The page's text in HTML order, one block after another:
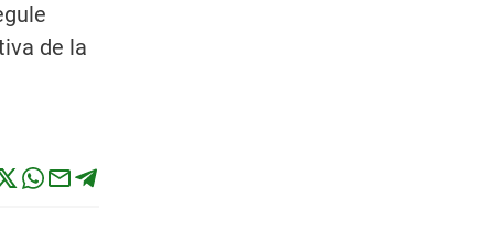
de la